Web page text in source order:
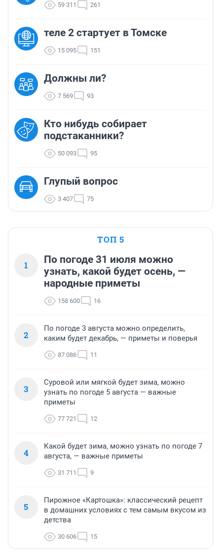
59 311 261
теле 2 стартует в Томске
15 095 151
Должны ли?
7 569 93
Кто нибудь собирает
подстаканники?
50 093 95
Глупый вопрос
3 407 75
ТОП 5
1
По погоде 31 июля можно
узнать, какой будет осень, —
народные приметы
158 600 16
2
По погоде 3 августа можно определить,
каким будет декабрь, — приметы и поверья
87 086 11
3
Суровой или мягкой будет зима, можно
узнать по погоде 5 августа — важные
приметы
77 721 12
4
Какой будет зима, можно узнать по погоде 7
августа, — важные приметы
31 711 9
5
Пирожное «Картошка»: классический рецепт
в домашних условиях с тем самым вкусом из
детства
30 606 15